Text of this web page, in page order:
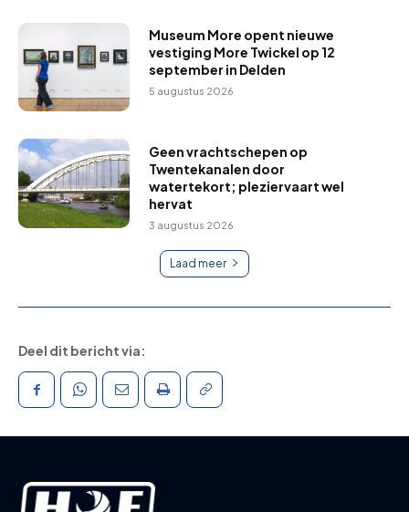
Museum More opent nieuwe
vestiging More Twickel op 12
september in Delden
5 augustus 2026
Geen vrachtschepen op
Twentekanalen door
watertekort; pleziervaart wel
hervat
3 augustus 2026
Laad meer
Deel dit bericht via: